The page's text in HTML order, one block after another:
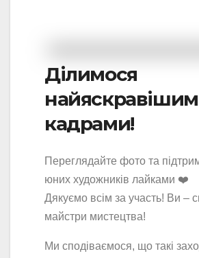
Ділимося
кадрами!
Переглядайте фото та
юних художників лайками ❤️
Дякуємо всім за участь! Ви –
майстри мистецтва!
Ми сподіваємося, що такі